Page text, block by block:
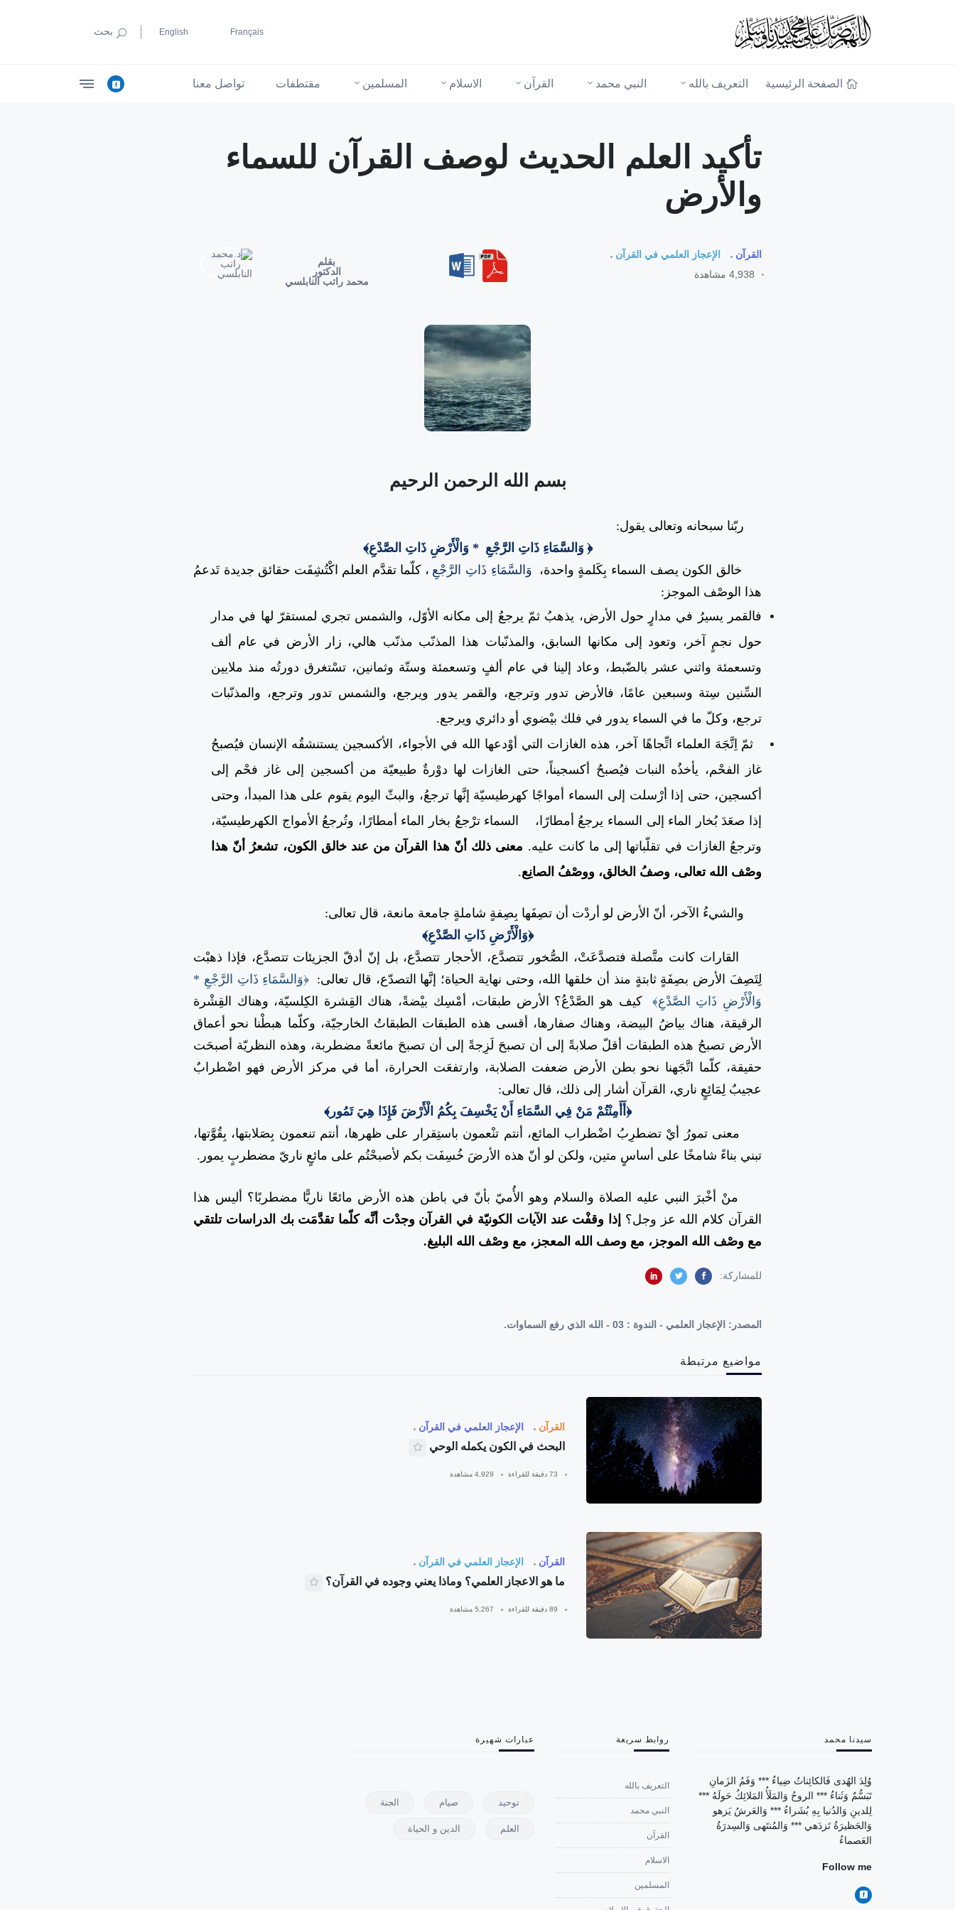
English Français بحث
الصفحة الرئيسية التعريف بالله النبي محمد القرآن الاسلام المسلمين مقتطفات تواصل معنا
تأكيد العلم الحديث لوصف القرآن للسماء
والأرض
القرآن
الإعجاز العلمي في القرآن
4,938 مشاهدة
بقلم
الدكتور
محمد راتب النابلسي
بسم الله الرحمن الرحيم
ربّنا سبحانه وتعالى يقول:
﴿ وَالسَّمَاءِ ذَاتِ الرَّجْعِ * وَالْأَرْضِ ذَاتِ الصَّدْعِ﴾
خالق الكون يصف السماء بِكَلمةٍ واحدة،
وَالسَّمَاءِ ذَاتِ الرَّجْعِ ، كلّما تقدَّم العلم اكْتُشِفَت حقائق جديدة تَدعمُ
هذا الوصْف الموجز:
فالقمر يسيرُ في مدارٍ حول الأرض، يذهبُ ثمّ يرجعُ إلى مكانه الأوّل، والشمس تجري لمستقرّ لها في مدار
حول نجمٍ آخر، وتعود إلى مكانها السابق، والمذنّبات هذا المذنّب مذنّب هالي، زار الأرض في عام ألف
وتسعمئة واثني عشر بالضّبط، وعاد إلينا في عام ألفٍ وتسعمئة وستّة وثمانين، تسْتغرق دورتُه منذ ملايين
السِّنين سِتة وسبعين عامًا، فالأرض تدور وترجع، والقمر يدور ويرجع، والشمس تدور وترجع، والمذنّبات
ترجع، وكلّ ما في السماء يدور في فلك بيْضوي أو دائري ويرجع.
ثمّ اِتَّجَهَ العلماء اتِّجاهًا آخر، هذه الغازات التي أوْدعها الله في الأجواء، الأكسجين يستنشقُه الإنسان فيُصبحُ
غاز الفحْم، يأخذُه النبات فيُصبحُ أكسجيناً، حتى الغازات لها دوْرةٌ طبيعيّة من أكسجين إلى غاز فحْم إلى
أكسجين، حتى إذا أرْسلت إلى السماء أمواجًا كهرطيسيّة إنَّها ترجعُ، والبثّ اليوم يقوم على هذا المبدأ، وحتى
إذا صعَدَ بُخار الماء إلى السماء يرجعُ أمطارًا،
السماء ترْجعُ بخار الماء أمطارًا، وتُرجعُ الأمواج الكهرطيسيّة،
وترجعُ الغازات في تقلّباتها إلى ما كانت عليه. معنى ذلك أنّ هذا القرآن من عند خالق الكون، تشعرُ أنّ هذا
وصْف الله تعالى، وصفُ الخالق، ووصْفُ الصانِع.
والشيءُ الآخر، أنّ الأرض لو أردْت أن تصِفَها بِصِفةٍ شاملةٍ جامعة مانعة، قال تعالى:
﴿وَالْأَرْضِ ذَاتِ الصَّدْعِ﴾
القارات كانت متَّصلة فتصدَّعَتْ، الصُّخور تتصدَّع، الأحجار تتصدَّع، بل إنّ أدقّ الجزيئات تتصدَّع، فإذا ذهبْت
لِتَصِفَ الأرض بصِفَةٍ ثابتةٍ منذ أن خلقها الله، وحتى نهاية الحياة؛ إنَّها التصدّع، قال تعالى: ﴿وَالسَّمَاءِ ذَاتِ الرَّجْعِ *
وَالْأَرْضِ ذَاتِ الصَّدْعِ﴾
كيف هو الصَّدْعُ؟ الأرض طبقات، أمْسِك بيْضةً، هناك القِشرة الكِلسيّة، وهناك القِشْرة
الرقيقة، هناك بياضُ البيضة، وهناك صفارها، أقسى هذه الطبقات الطبقاتُ الخارجيّة، وكلّما هبطْنا نحو أعماق
الأرض تصبحُ هذه الطبقات أقلّ صلابةً إلى أن تصبحَ لَزِجةً إلى أن تصبحَ مائعةً مضطربة، وهذه النظريّة أصبحَت
حقيقة، كلّما اتَّجَهنا نحو بطن الأرض ضعفت الصلابة، وارتفعَت الحرارة، أما في مركز الأرض فهو اضْطرابٌ
عجيبٌ لِمَائِعٍ ناري، القرآن أشار إلى ذلك، قال تعالى:
﴿أَأَمِنْتُمْ مَنْ فِي السَّمَاءِ أَنْ يَخْسِفَ بِكُمُ الْأَرْضَ فَإِذَا هِيَ تَمُور﴾
معنى تمورُ أيْ تضطرِبُ اضْطراب المائع، أنتم تنْعمون باستِقرار على ظهرها، أنتم تنعمون بِصَلابتها، بِقُوَّتها،
تبني بناءً شامخًا على أساسٍ متين، ولكن لو أنّ هذه الأرضَ خُسِفَت بكم لأصبحْتُم على مائعٍ ناريّ مضطربٍ يمور.
منْ أخْبرَ النبي عليه الصلاة والسلام وهو الأُميّ بأنّ في باطن هذه الأرض مائعًا ناريًّا مضطربًا؟ أليس هذا
القرآن كلام الله عز وجل؟ إذا وقفْت عند الآيات الكونيّة في القرآن وجدْت أنَّه كلّما تقدَّمَت بك الدراسات تلتقي
مع وصْف الله الموجز، مع وصف الله المعجز، مع وصْف الله البليغ.
للمشاركة:
المصدر: الإعجاز العلمي - الندوة : 03 - الله الذي رفع السماوات.
مواضيع مرتبطة
القرآن الإعجاز العلمي في القرآن
البحث في الكون يكمله الوحي
73 دقيقة للقراءة 4,929 مشاهدة
القرآن الإعجاز العلمي في القرآن
ما هو الاعجاز العلمي؟ وماذا يعني وجوده في القرآن؟
89 دقيقة للقراءة 5,267 مشاهدة
سيدنا محمد
وُلِدَ الهُدى فَالكائِناتُ ضِياءُ *** وَفَمُ الزَمانِ
تَبَسُّمٌ وَثَناءُ *** الروحُ وَالمَلَأُ المَلائِكُ حَولَهُ ***
لِلدينِ وَالدُنيا بِهِ بُشَراءُ *** وَالعَرشُ يَزهو
وَالحَظيرَةُ تَزدَهي *** وَالمُنتَهى وَالسِدرَةُ
العَصماءُ
Follow me
روابط سريعة
التعريف بالله
النبي محمد
القرآن
الاسلام
المسلمين
عبارات شهيرة
توحيد صيام الجنة
العلم الدين و الحياة